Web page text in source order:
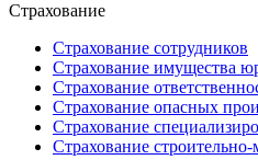
Страхование
Страхование сотрудников
Страхование имущества
Страхование
Страхование опасных
Страхование
Страхование